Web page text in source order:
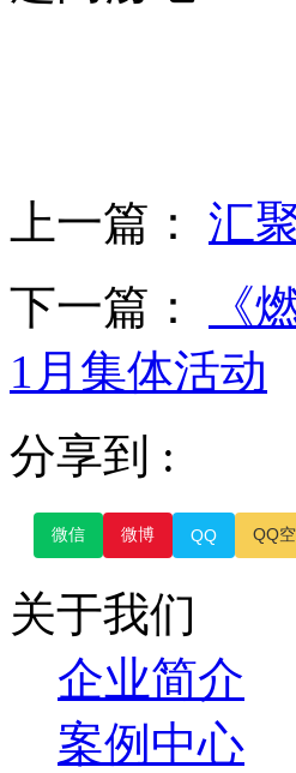
上一篇： 汇
下一篇：
《
1月集体活动
分享到 :
微信 微博 QQ QQ
关于我们
企业简介
案例中心